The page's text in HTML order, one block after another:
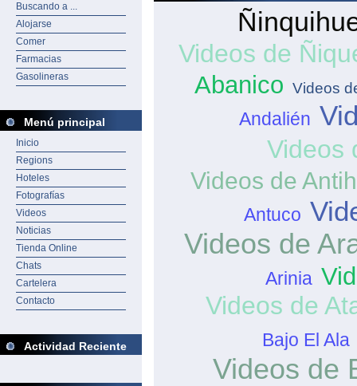
Buscando a ...
Alojarse
Comer
Farmacias
Gasolineras
Menú principal
Inicio
Regions
Hoteles
Fotografías
Videos
Noticias
Tienda Online
Chats
Cartelera
Contacto
Actividad Reciente
Videos de
Abanico Videos
Andalién
Videos
Videos de
Antuco
Videos de
Arinia
Videos de
Bajo El Ala
Videos de